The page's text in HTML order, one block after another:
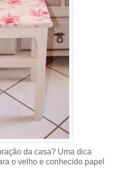
da casa? Uma dica
o velho e conhecido papel